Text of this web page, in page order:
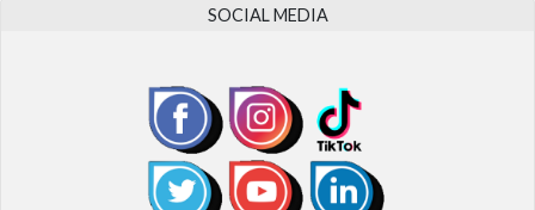
SOCIAL MEDIA